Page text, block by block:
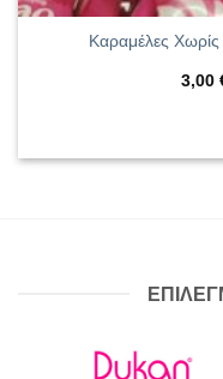
Καραμέλες
3,00